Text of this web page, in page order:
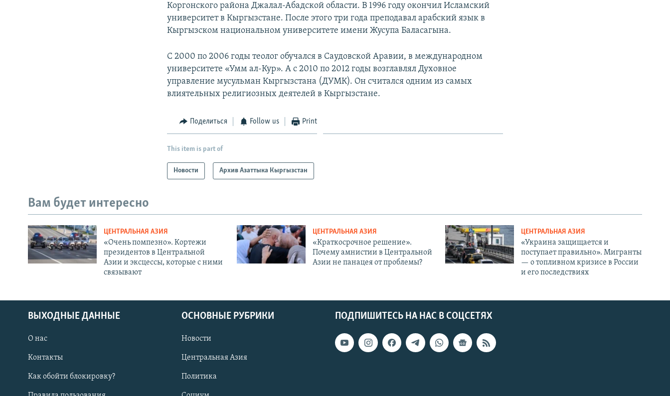
Коргонского района Джалал-Абадской области. В 1996 году окончил Исламский
университет в Кыргызстане. После этого три года преподавал арабский язык в
Кыргызском национальном университете имени Жусупа Баласагына.
С 2000 по 2006 годы теолог обучался в Саудовской Аравии, в международном
университете «Умм ал-Кур». А с 2010 по 2012 годы возглавлял Духовное
управление мусульман Кыргызстана (ДУМК). Он считался одним из самых
влиятельных религиозных деятелей в Кыргызстане.
Поделиться Follow us Print
This item is part of
Новости Архив Азаттыка Кыргызстан
Вам будет интересно
ЦЕНТРАЛЬНАЯ АЗИЯ
«Очень помпезно». Кортежи
президентов в Центральной
Азии и эксцессы, которые с ними
связывают
ЦЕНТРАЛЬНАЯ АЗИЯ
«Краткосрочное решение».
Почему амнистии в Центральной
Азии не панацея от проблемы?
ЦЕНТРАЛЬНАЯ АЗИЯ
«Украина защищается и
поступает правильно». Мигранты
— о топливном кризисе в России
и его последствиях
ПОДПИШИТЕСЬ НА НАС В СОЦСЕТЯХ
ВЫХОДНЫЕ ДАННЫЕ
О нас
Контакты
Как обойти блокировку?
ОСНОВНЫЕ РУБРИКИ
Новости
Центральная Азия
Политика